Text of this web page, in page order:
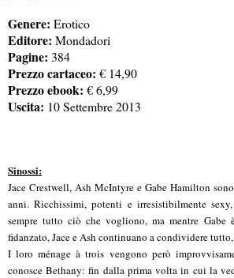
Genere: Erotico
Editore: Mondadori
Pagine: 384
Prezzo cartaceo: € 14,90
Prezzo ebook: € 6,99
Uscita: 10 Settembre 2013
Sinossi:
Jace Crestwell, Ash McIntyre e Gabe Hamilton
anni. Ricchissimi, potenti e irresistibilmente
sempre tutto ciò che vogliono, ma mentre Gabe
fidanzato, Jace e Ash continuano a condividere
I loro ménage à trois vengono però
conosce Bethany: fin dalla prima volta in cui la